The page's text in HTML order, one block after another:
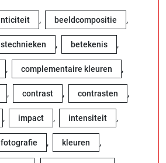
, beeldcompositie ,
, betekenis ,
, complementaire kleuren ,
, contrast , contrasten ,
, impact , intensiteit ,
fotografie , kleuren ,